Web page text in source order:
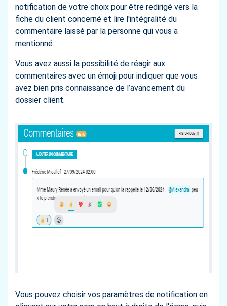
notification de votre choix pour être redirigé vers la
fiche du client concerné et lire l'intégralité du
commentaire laissé par la personne qui vous a
mentionné.
Vous avez aussi la possibilité de réagir aux
commentaires avec un émoji pour indiquer que vous
avez bien pris connaissance de l’avancement du
dossier client.
Vous pouvez choisir vos paramètres de notification en